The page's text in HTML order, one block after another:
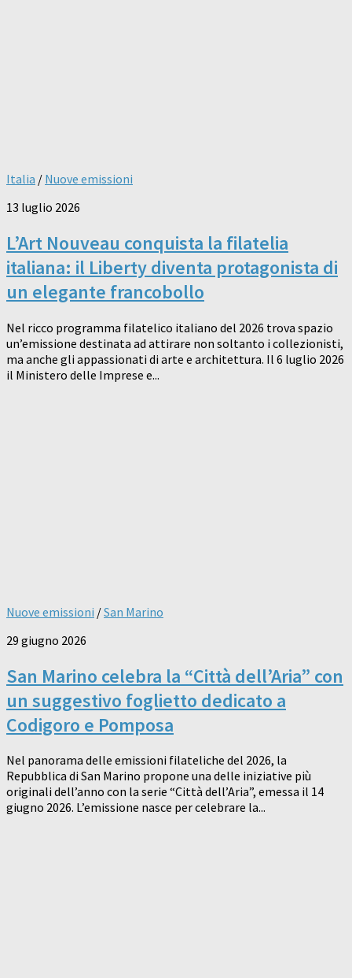
Italia / Nuove emissioni
13 luglio 2026
L’Art Nouveau conquista la filatelia
italiana: il Liberty diventa protagonista di
un elegante francobollo
Nel ricco programma filatelico italiano del 2026 trova spazio
un’emissione destinata ad attirare non soltanto i collezionisti,
ma anche gli appassionati di arte e architettura. Il 6 luglio 2026
il Ministero delle Imprese e...
Nuove emissioni /San Marino
29 giugno 2026
San Marino celebra la “Città dell’Aria” con
un suggestivo foglietto dedicato a
Codigoro e Pomposa
Nel panorama delle emissioni filateliche del 2026, la
Repubblica di San Marino propone una delle iniziative più
originali dell’anno con la serie “Città dell’Aria”, emessa il 14
giugno 2026. L’emissione nasce per celebrare la...